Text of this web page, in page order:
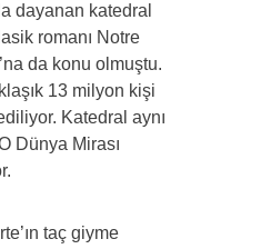
dayanan katedral
romanı Notre
da konu olmuştu.
13 milyon kişi
Katedral aynı
Dünya Mirası
taç giyme